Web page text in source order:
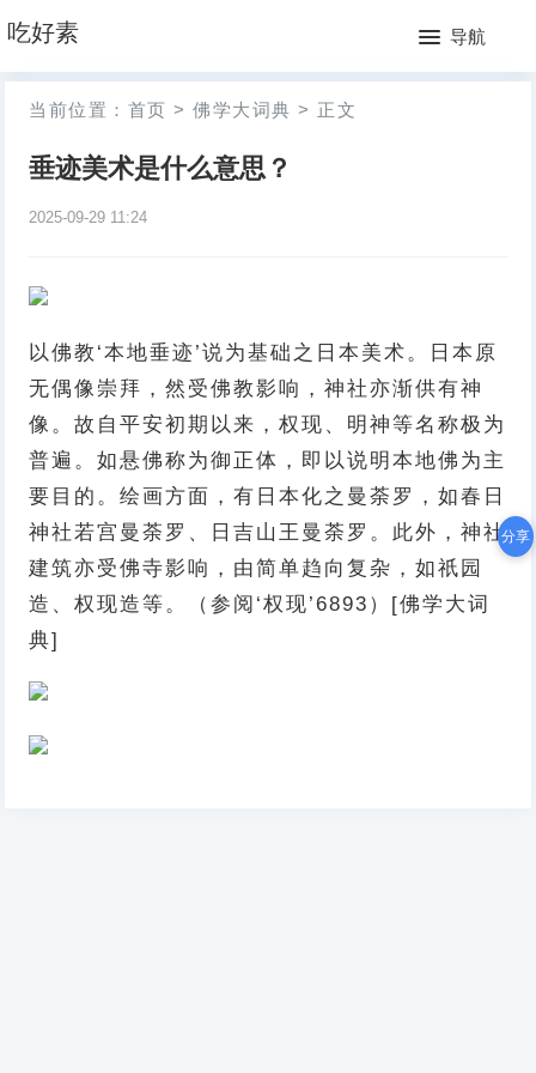
吃好素 导航
网
站
月
当前位置： 首页 > 佛学大词典 > 正文
垂迹美术是什么意思？
2025-09-29 11:24
以佛教‘本地垂迹’说为基础之日本美术。日本原
无偶像崇拜，然受佛教影响，神社亦渐供有神
像。故自平安初期以来，权现、明神等名称极为
普遍。如悬佛称为御正体，即以说明本地佛为主
要目的。绘画方面，有日本化之曼荼罗，如春日
神社若宫曼荼罗、日吉山王曼荼罗。此外，神社
建筑亦受佛寺影响，由简单趋向复杂，如祇园
造、权现造等。（参阅‘权现’6893）[佛学大词
典]
分享